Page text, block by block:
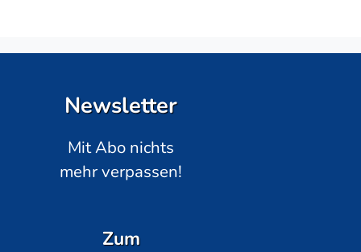
Newsletter
Mit Abo nichts
mehr verpassen!
Zum